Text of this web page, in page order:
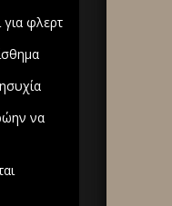
φλερτ
να